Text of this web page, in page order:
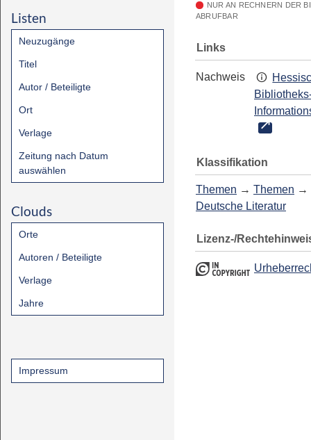
Listen
Neuzugänge
Titel
Autor / Beteiligte
Ort
Verlage
Zeitung nach Datum
auswählen
Clouds
Orte
Autoren / Beteiligte
Verlage
Jahre
Impressum
NUR AN RECHNERN DER
ABRUFBAR
Links
Nachweis
Klassifikation
Themen → Themen →
Deutsche Literatur
Lizenz-/